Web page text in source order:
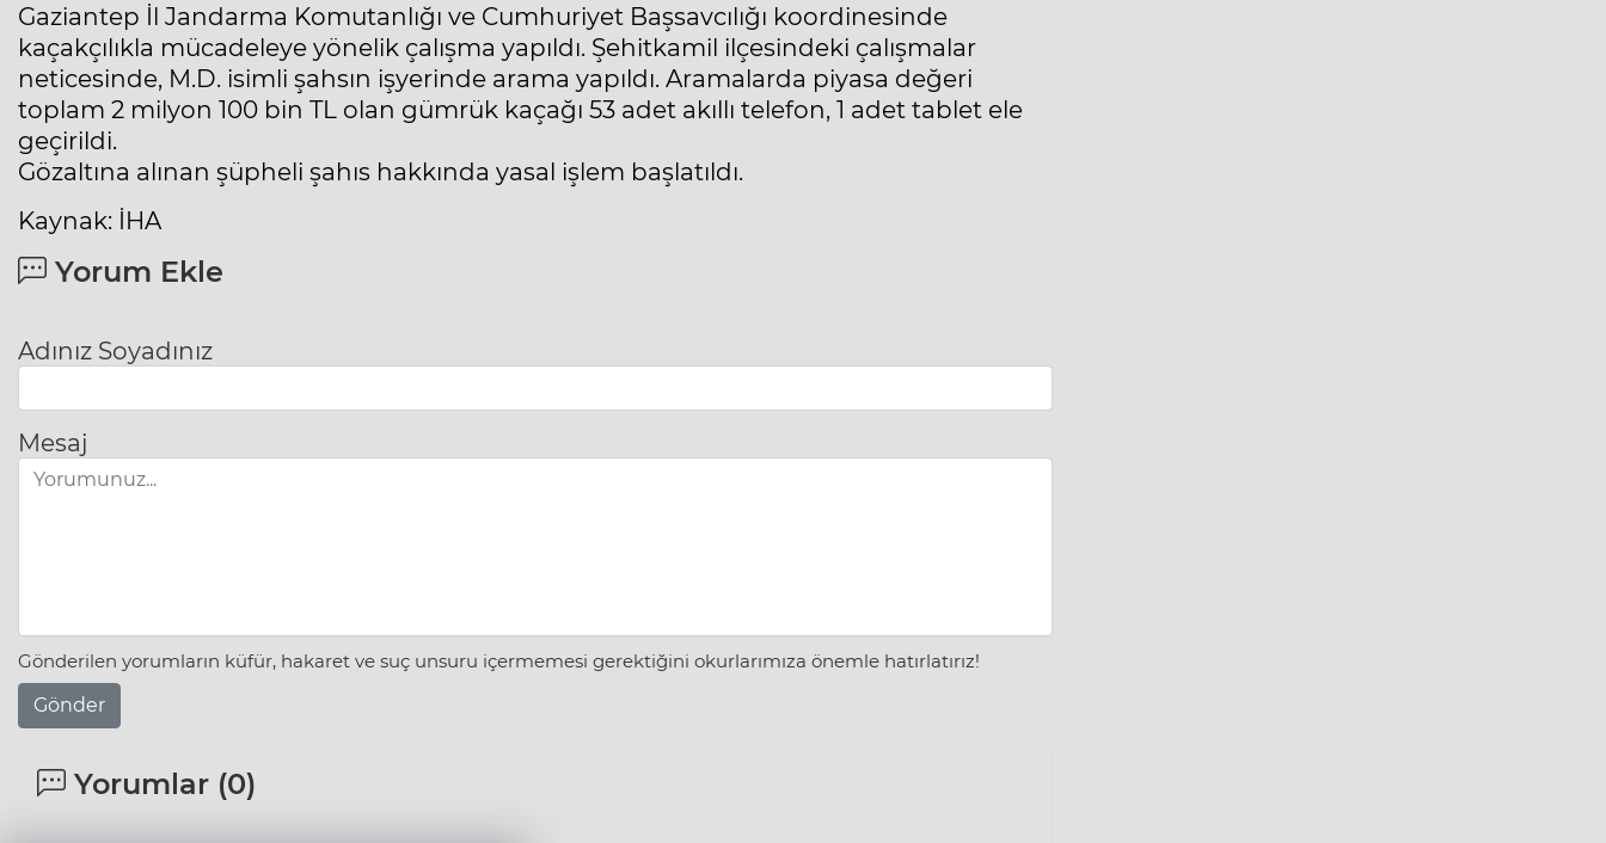
Gaziantep İl Jandarma Komutanlığı ve Cumhuriyet Başsavcılığı koordinesinde
kaçakçılıkla mücadeleye yönelik çalışma yapıldı. Şehitkamil ilçesindeki çalışmalar
neticesinde, M.D. isimli şahsın işyerinde arama yapıldı. Aramalarda piyasa değeri
toplam 2 milyon 100 bin TL olan gümrük kaçağı 53 adet akıllı telefon, 1 adet tablet ele
geçirildi.
Gözaltına alınan şüpheli şahıs hakkında yasal işlem başlatıldı.
Kaynak: İHA
Yorum Ekle
Adınız Soyadınız
Mesaj
Gönderilen yorumların küfür, hakaret ve suç unsuru içermemesi gerektiğini okurlarımıza önemle hatırlatırız!
Gönder
Yorumlar (0)